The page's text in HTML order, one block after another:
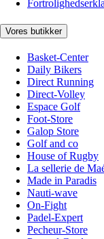
Vores butikker
Basket-Center
Daily Bikers
Direct Running
Direct-Volley
Espace Golf
Foot-Store
Galop Store
Golf and co
House of Rugby
La sellerie de
Made in Paradis
Nauti-wave
On-Fight
Padel-Expert
Pecheur-Store